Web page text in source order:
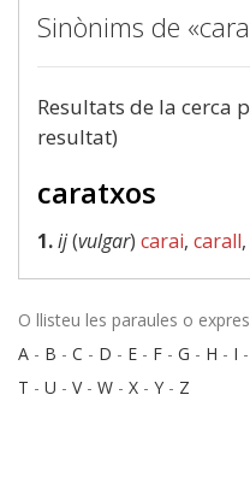
Sinònims de
Resultats de la cerca
resultat)
caratxos
1.ij(vulgar) carai, carall,
O llisteu les paraules o
A - B - C - D - E - F - G - H - I -
T - U - V- W - X - Y - Z